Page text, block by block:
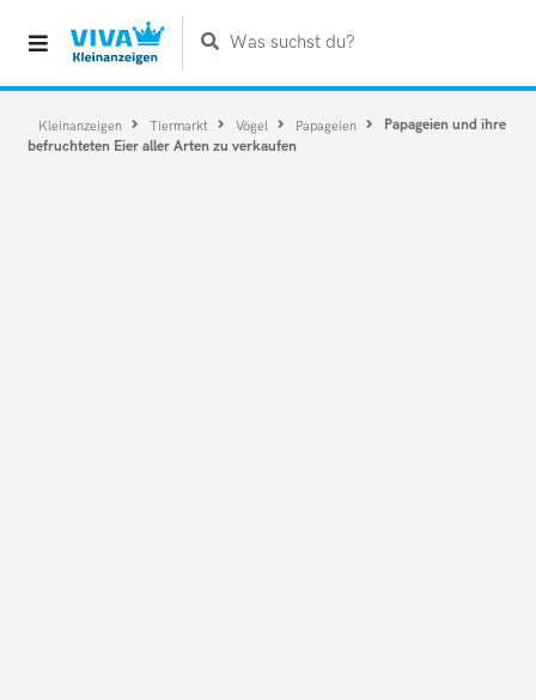
Was suchst du?
Kleinanzeigen Tiermarkt Vögel Papageien
Papageien und ihre
befruchteten Eier aller Arten zu verkaufen